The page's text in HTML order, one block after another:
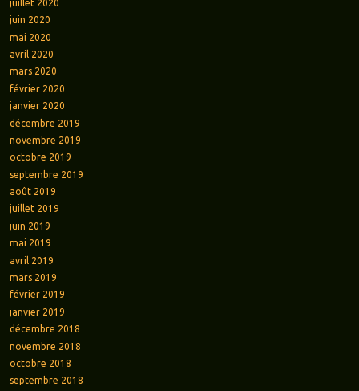
juillet 2020
juin 2020
mai 2020
avril 2020
mars 2020
février 2020
janvier 2020
décembre 2019
novembre 2019
octobre 2019
septembre 2019
août 2019
juillet 2019
juin 2019
mai 2019
avril 2019
mars 2019
février 2019
janvier 2019
décembre 2018
novembre 2018
octobre 2018
septembre 2018